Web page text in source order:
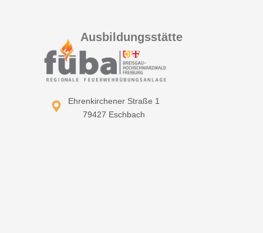
Ausbildungsstätte
Ehrenkirchener Straße 1
79427 Eschbach